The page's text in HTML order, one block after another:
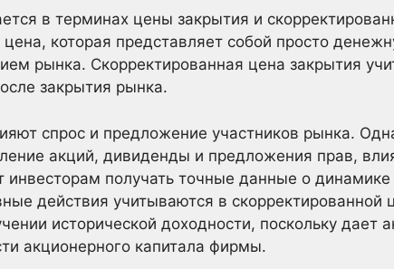
в терминах цены закрытия и
которая представляет собой просто
рынка. Скорректированная цена закрытия
закрытия рынка.
спрос и предложение участников рынка.
акций, дивиденды и предложения прав,
инвесторам получать точные данные о
действия учитываются в скорректированной
исторической доходности, поскольку дает
акционерного капитала фирмы.